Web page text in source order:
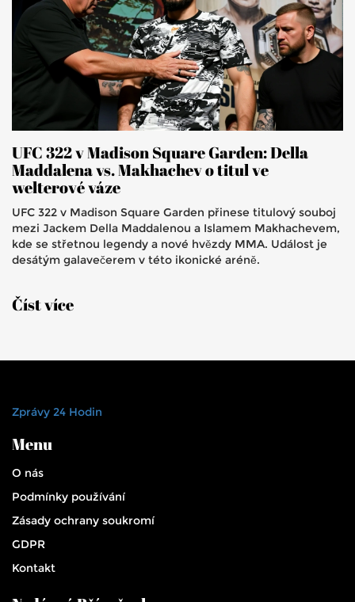
UFC 322 v Madison Square Garden: Della
Maddalena vs. Makhachev o titul ve
welterové váze
UFC 322 v Madison Square Garden přinese titulový souboj
mezi Jackem Della Maddalenou a Islamem Makhachevem,
kde se střetnou legendy a nové hvězdy MMA. Událost je
desátým galavečerem v této ikonické aréně.
Číst více
Zprávy 24 Hodin
Menu
O nás
Podmínky používání
Zásady ochrany soukromí
GDPR
Kontakt